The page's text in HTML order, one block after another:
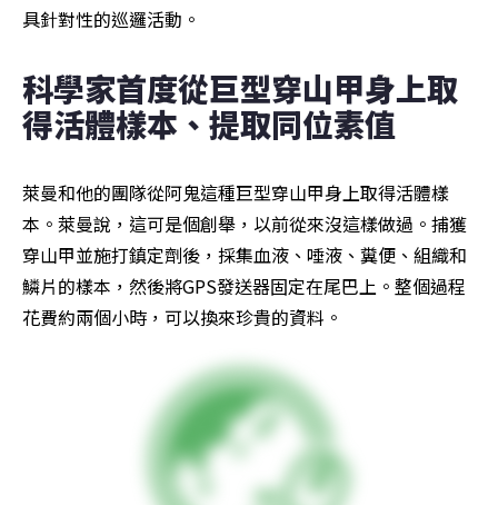
具針對性的巡邏活動。
科學家首度從巨型穿山甲身上取
得活體樣本、提取同位素值
萊曼和他的團隊從阿鬼這種巨型穿山甲身上取得活體樣
本。萊曼說，這可是個創舉，以前從來沒這樣做過。捕獲
穿山甲並施打鎮定劑後，採集血液、唾液、糞便、組織和
鱗片的樣本，然後將GPS發送器固定在尾巴上。整個過程
花費約兩個小時，可以換來珍貴的資料。